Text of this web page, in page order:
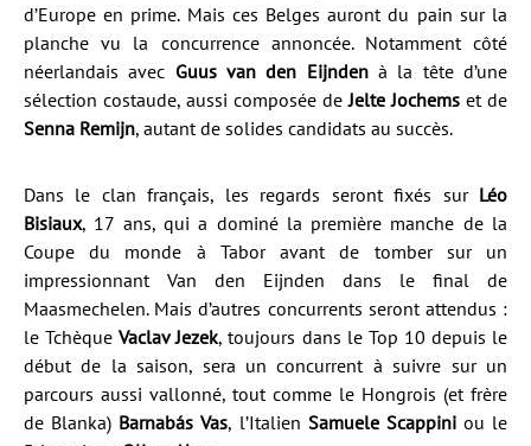
d’Europe en prime. Mais ces Belges auront du pain sur la
planche vu la concurrence annoncée. Notamment côté
néerlandais avec Guus van den Eijndenà la tête d’une
sélection costaude, aussi composée de Jelte Jochems et de
Senna Remijn, autant de solides candidats au succès.
Dans le clan français, les regards seront fixés sur Léo
Bisiaux, 17 ans, qui a dominé la première manche de la
Coupe du monde à Tabor avant de tomber sur un
impressionnant Van den Eijnden dans le final de
Maasmechelen. Mais d’autres concurrents seront attendus :
le TchèqueVaclav Jezek, toujours dans le Top 10 depuis le
début de la saison, sera un concurrent à suivre sur un
parcours aussi vallonné, tout comme le Hongrois (et frère
de Blanka) Barnabás Vas, l’Italien Samuele Scappiniou le